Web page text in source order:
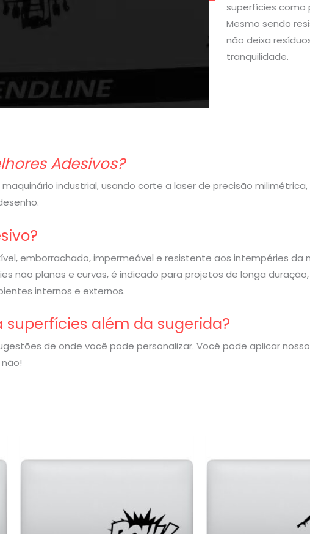
superfícies como
Mesmo sendo
não deixa
tranquilidade.
Adesivos?
industrial, usando corte a laser de precisão
emborrachado, impermeável e resistente aos intempéries da
não planas e curvas, é indicado para projetos de longa
internos e externos.
superfícies além da sugerida?
de onde você pode personalizar. Você pode aplicar